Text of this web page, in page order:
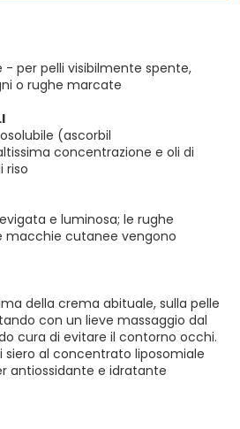
per pelli visibilmente spente,
o rughe marcate
(ascorbil
concentrazione e oli di
riso
e luminosa; le rughe
macchie cutanee vengono
della crema abituale, sulla pelle
con un lieve massaggio dal
cura di evitare il contorno occhi.
siero al concentrato liposomiale
antiossidante e idratante